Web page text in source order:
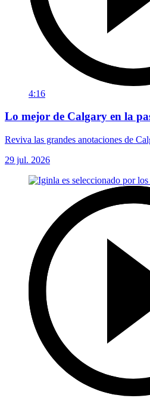
4:16
Lo mejor de Calgary en la
Reviva las grandes anotaciones de
29 jul. 2026